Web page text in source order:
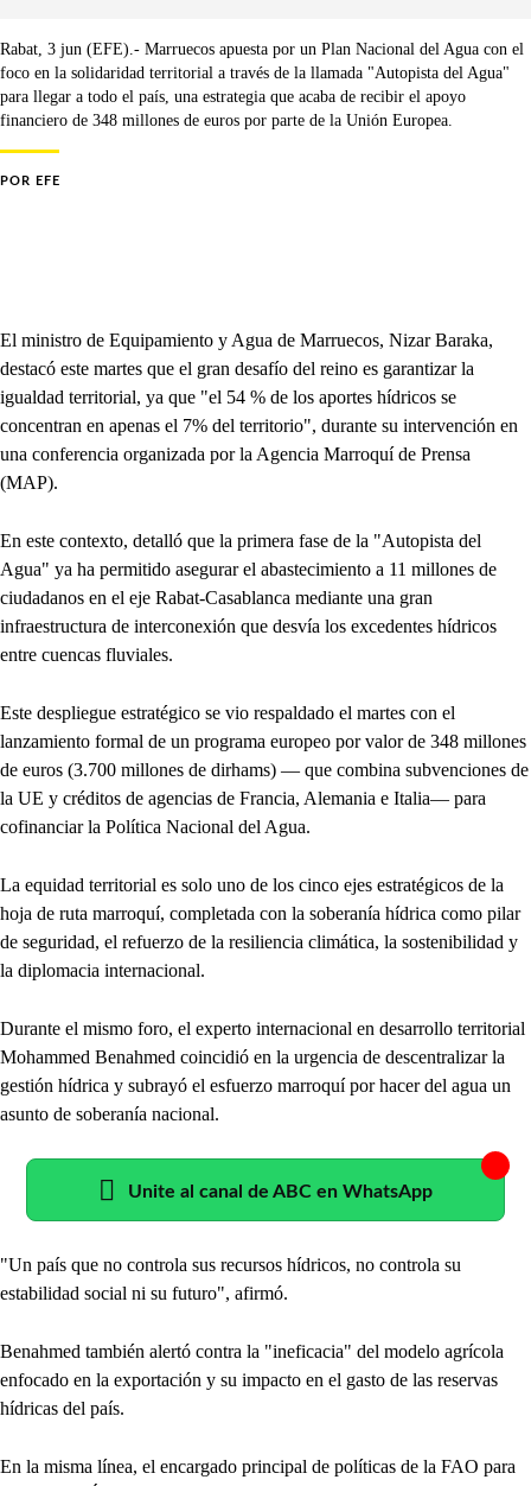
Rabat, 3 jun (EFE).- Marruecos apuesta por un Plan Nacional del Agua con el
foco en la solidaridad territorial a través de la llamada "Autopista del Agua"
para llegar a todo el país, una estrategia que acaba de recibir el apoyo
financiero de 348 millones de euros por parte de la Unión Europea.
POR EFE
El ministro de Equipamiento y Agua de Marruecos, Nizar Baraka,
destacó este martes que el gran desafío del reino es garantizar la
igualdad territorial, ya que "el 54 % de los aportes hídricos se
concentran en apenas el 7% del territorio", durante su intervención en
una conferencia organizada por la Agencia Marroquí de Prensa
(MAP).
En este contexto, detalló que la primera fase de la "Autopista del
Agua" ya ha permitido asegurar el abastecimiento a 11 millones de
ciudadanos en el eje Rabat-Casablanca mediante una gran
infraestructura de interconexión que desvía los excedentes hídricos
entre cuencas fluviales.
Este despliegue estratégico se vio respaldado el martes con el
lanzamiento formal de un programa europeo por valor de 348 millones
de euros (3.700 millones de dirhams) — que combina subvenciones de
la UE y créditos de agencias de Francia, Alemania e Italia— para
cofinanciar la Política Nacional del Agua.
La equidad territorial es solo uno de los cinco ejes estratégicos de la
hoja de ruta marroquí, completada con la soberanía hídrica como pilar
de seguridad, el refuerzo de la resiliencia climática, la sostenibilidad y
la diplomacia internacional.
Durante el mismo foro, el experto internacional en desarrollo territorial
Mohammed Benahmed coincidió en la urgencia de descentralizar la
gestión hídrica y subrayó el esfuerzo marroquí por hacer del agua un
asunto de soberanía nacional.
Unite al canal de ABC en WhatsApp
"Un país que no controla sus recursos hídricos, no controla su
estabilidad social ni su futuro", afirmó.
Benahmed también alertó contra la "ineficacia" del modelo agrícola
enfocado en la exportación y su impacto en el gasto de las reservas
hídricas del país.
En la misma línea, el encargado principal de políticas de la FAO para